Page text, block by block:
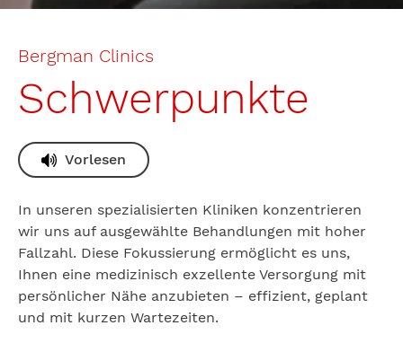
Bergman Clinics
Schwerpunkte
Vorlesen
In unseren spezialisierten Kliniken konzentrieren
wir uns auf ausgewählte Behandlungen mit hoher
Fallzahl. Diese Fokussierung ermöglicht es uns,
Ihnen eine medizinisch exzellente Versorgung mit
persönlicher Nähe anzubieten – effizient, geplant
und mit kurzen Wartezeiten.